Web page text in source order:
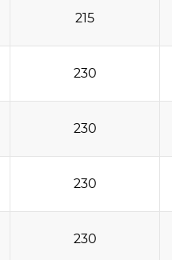
215
230
230
230
230